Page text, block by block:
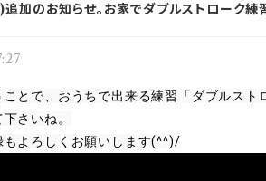
加のお知らせ。お家でダブルストローク練
とで、おうちで出来る練習「ダブルスト
さいね。